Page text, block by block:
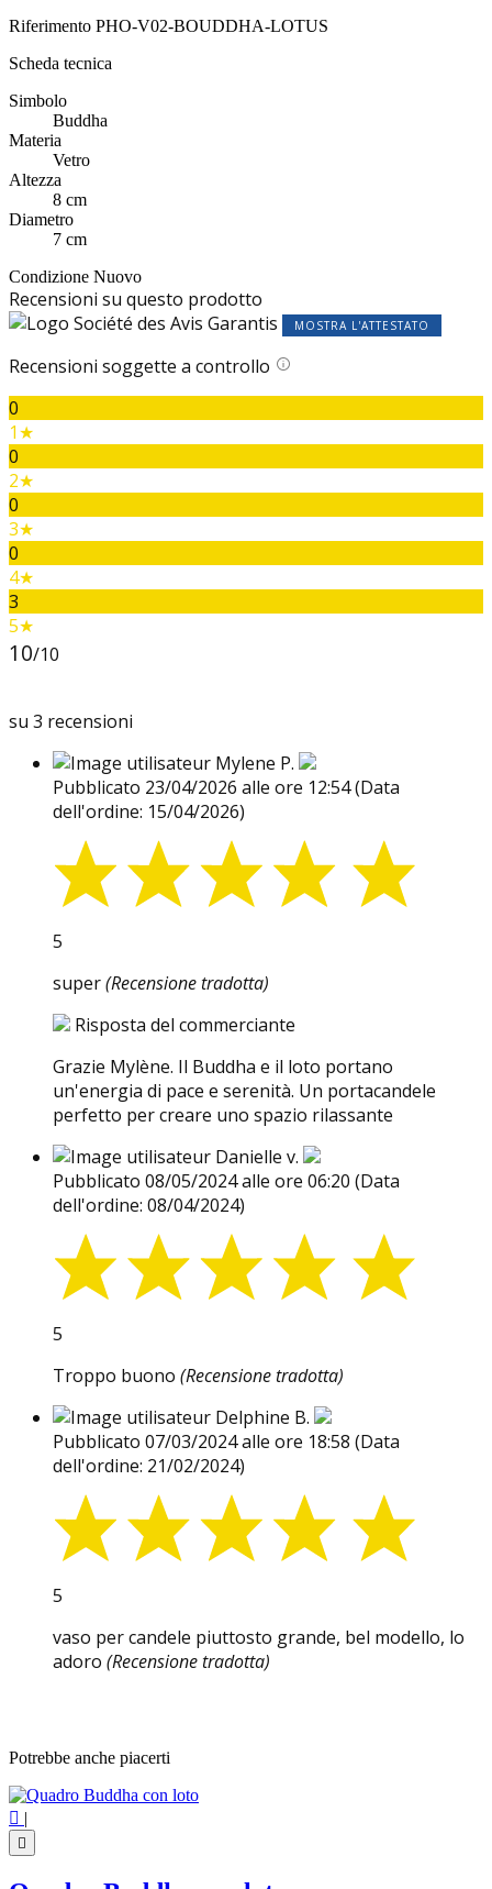
Riferimento PHO-V02-BOUDDHA-LOTUS
Scheda tecnica
Simbolo
Buddha
Materia
Vetro
Altezza
8 cm
Diametro
7 cm
Condizione Nuovo
Recensioni su questo prodotto
MOSTRA L'ATTESTATO
Recensioni soggette a controllo
0
1★
0
2★
0
3★
0
4★
3
5★
10/10
su 3 recensioni
Mylene P.
Pubblicato 23/04/2026 alle ore 12:54(Data
dell'ordine: 15/04/2026)
5
super(Recensione tradotta)
Risposta del commerciante
Grazie Mylène. Il Buddha e il loto portano
un'energia di pace e serenità. Un portacandele
perfetto per creare uno spazio rilassante
Danielle v.
Pubblicato 08/05/2024 alle ore 06:20 (Data
dell'ordine: 08/04/2024)
5
Troppo buono (Recensione tradotta)
Delphine B.
Pubblicato 07/03/2024 alle ore 18:58 (Data
dell'ordine: 21/02/2024)
5
vaso per candele piuttosto grande, bel modello, lo
adoro (Recensione tradotta)
Potrebbe anche piacerti
 |
